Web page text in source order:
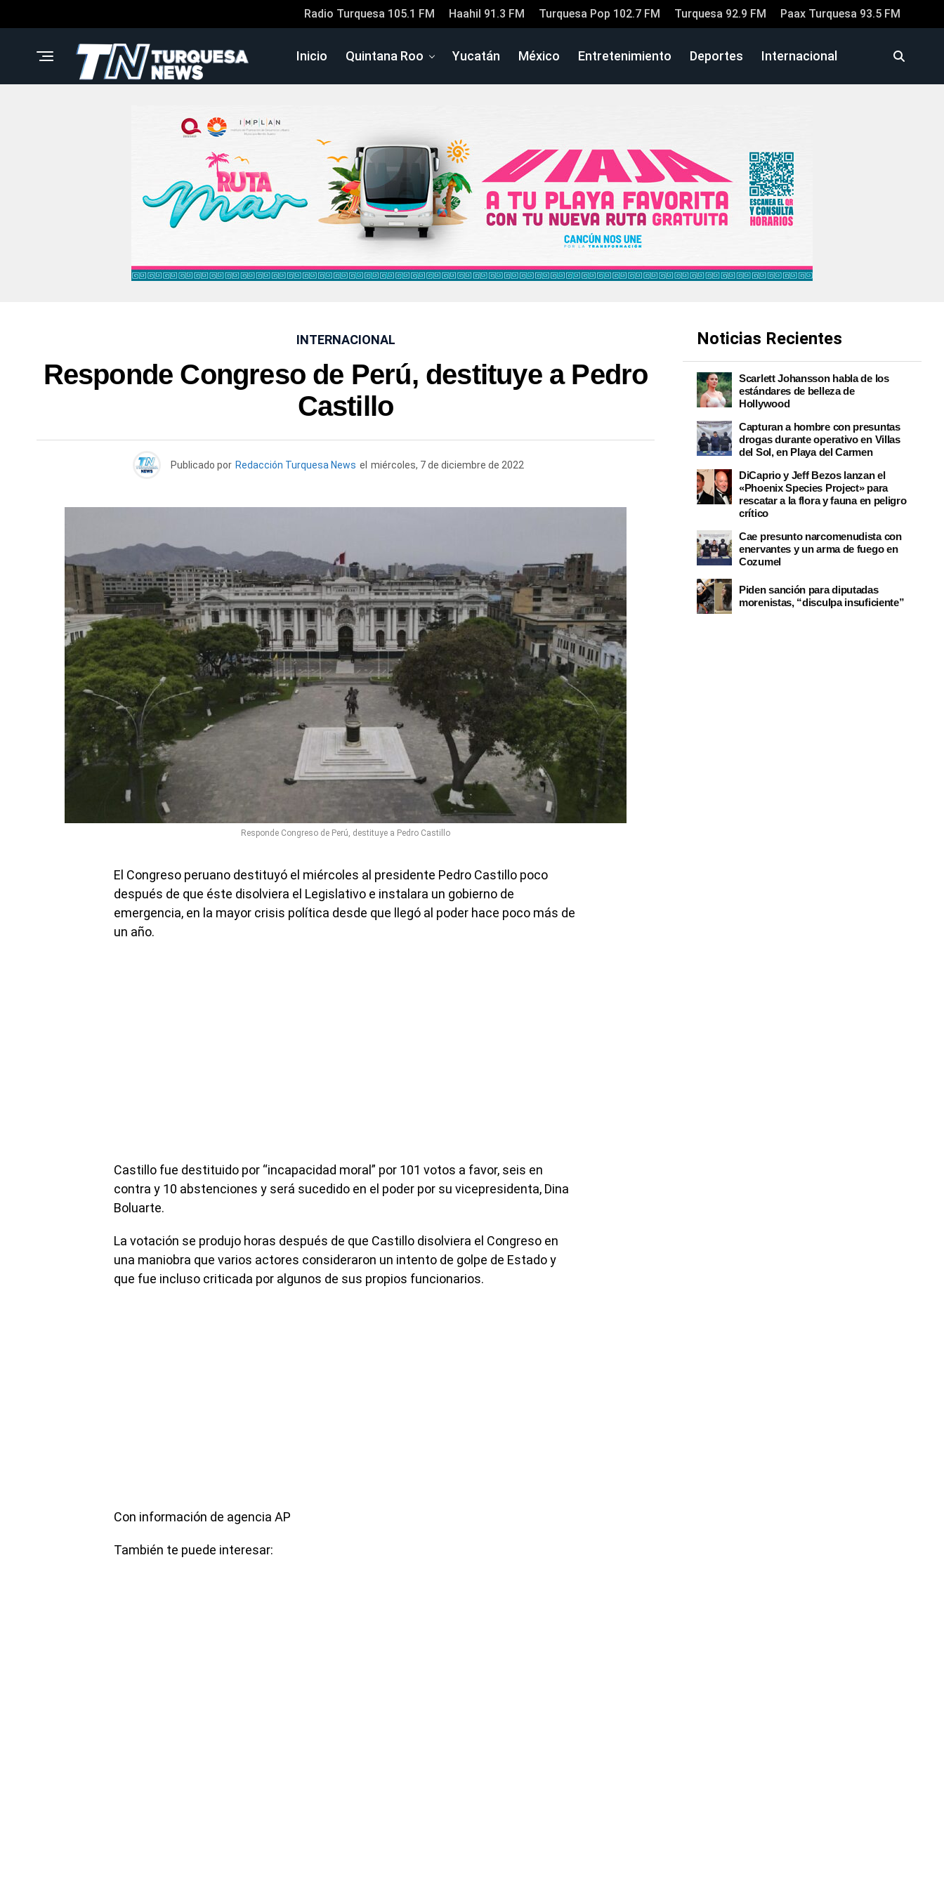
Radio Turquesa 105.1 FM Haahil 91.3 FM Turquesa Pop 102.7 FM Turquesa 92.9 FM Paax Turquesa 93.5 FM
Inicio Quintana Roo Yucatán México Entretenimiento Deportes Internacional
INTERNACIONAL
Responde Congreso de Perú, destituye a Pedro
Castillo
Publicado por Redacción Turquesa News el miércoles, 7 de diciembre de 2022
Responde Congreso de Perú, destituye a Pedro Castillo
El Congreso peruano destituyó el miércoles al presidente Pedro Castillo poco
después de que éste disolviera el Legislativo e instalara un gobierno de
emergencia, en la mayor crisis política desde que llegó al poder hace poco más de
un año.
Castillo fue destituido por “incapacidad moral” por 101 votos a favor, seis en
contra y 10 abstenciones y será sucedido en el poder por su vicepresidenta, Dina
Boluarte.
La votación se produjo horas después de que Castillo disolviera el Congreso en
una maniobra que varios actores consideraron un intento de golpe de Estado y
que fue incluso criticada por algunos de sus propios funcionarios.
Con información de agencia AP
También te puede interesar:
Noticias Recientes
Scarlett Johansson habla de los
estándares de belleza de
Hollywood
Capturan a hombre con presuntas
drogas durante operativo en Villas
del Sol, en Playa del Carmen
DiCaprio y Jeff Bezos lanzan el
«Phoenix Species Project» para
rescatar a la flora y fauna en peligro
crítico
Cae presunto narcomenudista con
enervantes y un arma de fuego en
Cozumel
Piden sanción para diputadas
morenistas, “disculpa insuficiente”